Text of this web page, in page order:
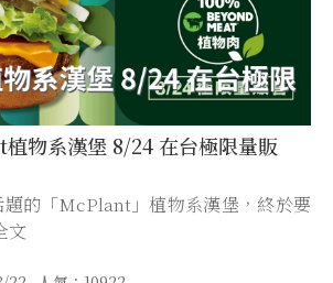
物系漢堡 8/24 在台極限量販
題的「McPlant」植物系漢堡，終於要
文